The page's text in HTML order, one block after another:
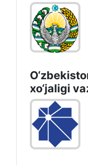
хo‘jaligi